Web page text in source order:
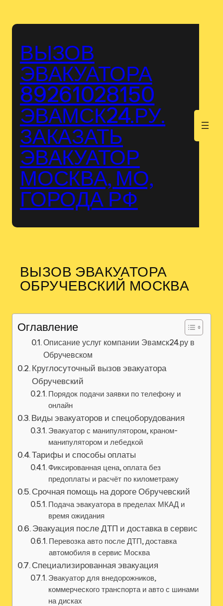
ВЫЗОВ
ЭВАКУАТОРА
89261028150
ЭВАМСК24.РУ.
ЗАКАЗАТЬ
ЭВАКУАТОР
МОСКВА, МО,
ГОРОДА РФ
ВЫЗОВ ЭВАКУАТОРА
ОБРУЧЕВСКИЙ МОСКВА
Оглавление
Описание услуг компании Эвамск24.ру в
Обручевском
Круглосуточный вызов эвакуатора
Обручевский
Порядок подачи заявки по телефону и
онлайн
Виды эвакуаторов и спецоборудования
Эвакуатор с манипулятором, краном-
манипулятором и лебедкой
Тарифы и способы оплаты
Фиксированная цена, оплата без
предоплаты и расчёт по километражу
Срочная помощь на дороге Обручевский
Подача эвакуатора в пределах МКАД и
время ожидания
Эвакуация после ДТП и доставка в сервис
Перевозка авто после ДТП, доставка
автомобиля в сервис Москва
Специализированная эвакуация
Эвакуатор для внедорожников,
коммерческого транспорта и авто с шинами
на дисках